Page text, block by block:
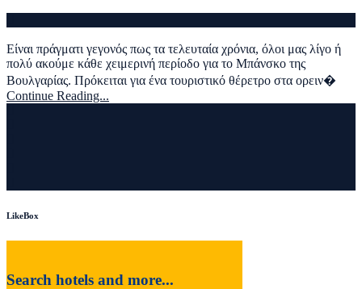
Είναι πράγματι γεγονός πως τα τελευταία χρόνια, όλοι μας λίγο ή
πολύ ακούμε κάθε χειμερινή περίοδο για το Μπάνσκο της
Βουλγαρίας. Πρόκειται για ένα τουριστικό θέρετρο στα ορειν�
Continue Reading...
LikeBox
Search hotels and more...